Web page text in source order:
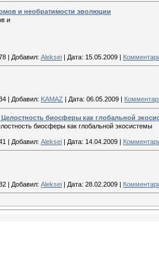
и необратимости эволюции
и
| Добавил: Aleksei | Дата: 15.05.2009 |
| Добавил: KAMAZ | Дата: 06.05.2009 |
биосферы как глобальной
биосферы как глобальной экосистемы
| Добавил: Aleksei | Дата: 14.04.2009 |
| Добавил: Aleksei | Дата: 28.02.2009 |